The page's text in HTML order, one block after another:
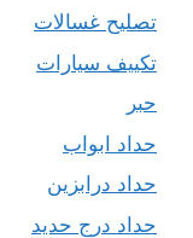
تصليح غسالات
تكييف سيارات
حبر
حداد ابواب
حداد درابزين
حداد درج حديد